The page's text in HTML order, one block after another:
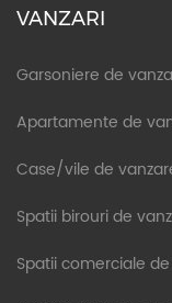
VANZARI
Garsoniere de
Apartamente de
Case/vile de
Spatii birouri de
Spatii comerciale